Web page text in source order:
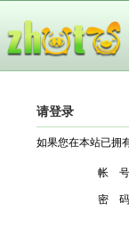
请登录
如果您在本站已拥
帐 号
密 码